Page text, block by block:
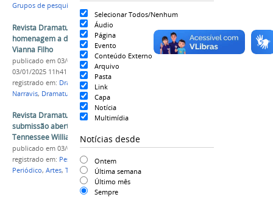
Selecionar Todos/Nenhum
Áudio
Página
Evento
Conteúdo Externo
Arquivo
Pasta
Link
Capa
Notícia
Multimídia
Notícias desde
Ontem
Última semana
Último mês
Sempre
Grupos de pesquisa
Revista Dramaturgia em Foco lança edição em
homenagem a dramaturgo brasileiro Oduvaldo
Vianna Filho
publicado em 03/01/2025 —última modificação
03/01/2025 11h41
registrado em: Dramaturgia em Foco
Narravis, Dramaturgia
Revista Dramaturgia em Foco está com
submissão aberta para dossiê temático sobre
Tennessee Williams
publicado em 03/04/2023
registrado em: Pesquisa, Dramaturgia
Periódico, Artes, Teatro